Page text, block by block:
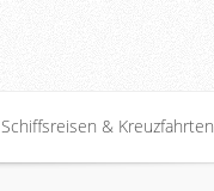
Schiffsreisen & Kreuzfahrten